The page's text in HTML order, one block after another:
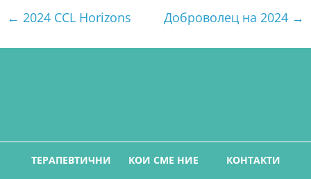
← 2024 CCL Horizons Доброволец на 2024 →
ТЕРАПЕВТИЧНИ
КОИ СМЕ НИЕ
КОНТАКТИ